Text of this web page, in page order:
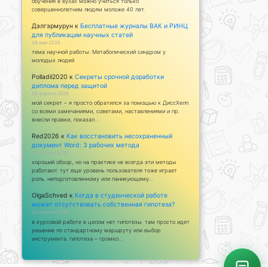
совершеннолетним людям моложе 40 лет.
Дэлгэрмурун к Бесплатные журналы ВАК и РИНЦ
для публикации научных статей
28 мая 2026
тема научной работы: Метаболический синдром у
молодых людей
Polladii2020 к Секреты срочной доработки
диплома перед защитой
28 апреля 2026
мой секрет – я просто обратился за помощью к ДиссХелп
со всеми замечаниями, советами, наставлениями и пр.
внесли правки, показал…
Red2026 к Как восстановить несохраненный
документ Word: 3 рабочих метода
23 апреля 2026
хороший обзор, но на практике не всегда эти методы
работают. тут еще уровень пользователя тоже играет
роль. неподготовленному или паникующему…
OlgaSchved к Когда в студенческой работе
может отсутствовать собственная гипотеза?
22 апреля 2026
в курсовой работе в целом нет гипотезы. там просто идет
решение по стандартному маршруту или выбор
инструмента. гипотеза – громко…